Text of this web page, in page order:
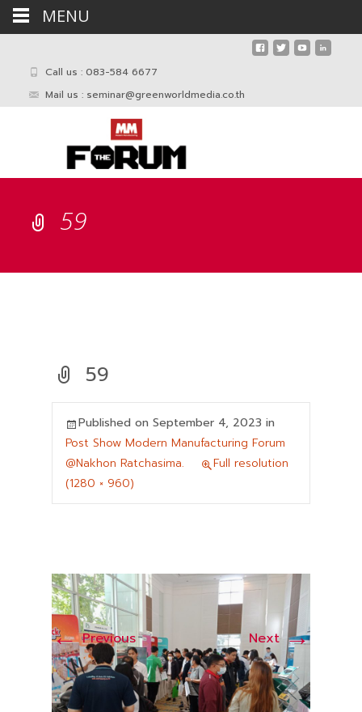
Call us : 083-584 6677
Mail us : seminar@greenworldmedia.co.th
59
59
Published on September 4, 2023 in
Post Show Modern Manufacturing Forum
@Nakhon Ratchasima.
Full resolution
(1280 × 960)
←Previous Next→
MENU